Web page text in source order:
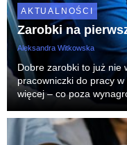
AKTUALNOŚCI
Zarobki na
Aleksandra Witkowska
Dobre zarobki to już nie
pracowniczki do pracy
więcej – co poza
nowych technologii?